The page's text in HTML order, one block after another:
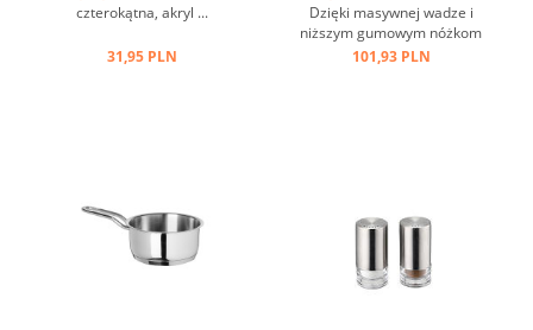
czterokątna, akryl ...
31,95 PLN
Dzięki masywnej wadze i
niższym gumowym nóżkom
jest antypoślizgowy i
101,93 PLN